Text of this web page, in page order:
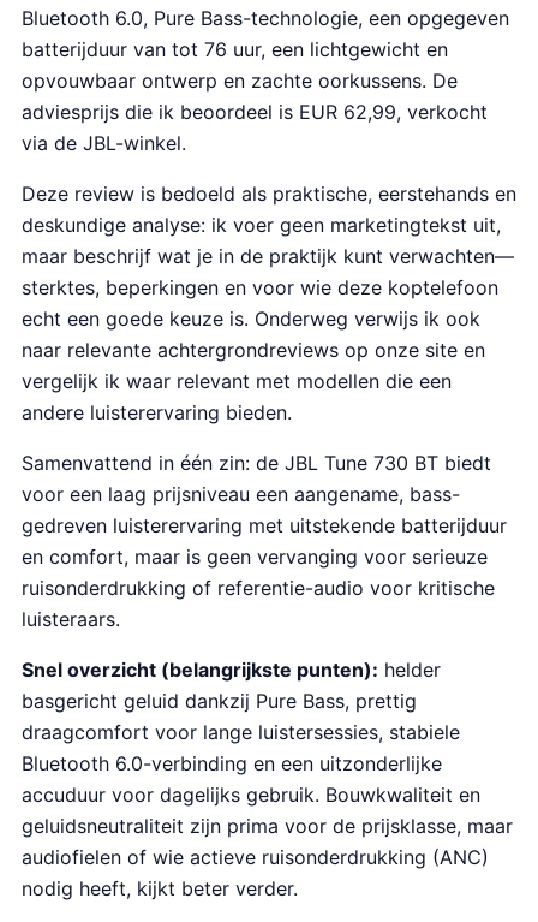
Bluetooth 6.0, Pure Bass-technologie, een opgegeven
batterijduur van tot 76 uur, een lichtgewicht en
opvouwbaar ontwerp en zachte oorkussens. De
adviesprijs die ik beoordeel is EUR 62,99, verkocht
via de JBL-winkel.
Deze review is bedoeld als praktische, eerstehands en
deskundige analyse: ik voer geen marketingtekst uit,
maar beschrijf wat je in de praktijk kunt verwachten—
sterktes, beperkingen en voor wie deze koptelefoon
echt een goede keuze is. Onderweg verwijs ik ook
naar relevante achtergrondreviews op onze site en
vergelijk ik waar relevant met modellen die een
andere luisterervaring bieden.
Samenvattend in één zin: de JBL Tune 730 BT biedt
voor een laag prijsniveau een aangename, bass-
gedreven luisterervaring met uitstekende batterijduur
en comfort, maar is geen vervanging voor serieuze
ruisonderdrukking of referentie-audio voor kritische
luisteraars.
Snel overzicht (belangrijkste punten): helder
basgericht geluid dankzij Pure Bass, prettig
draagcomfort voor lange luistersessies, stabiele
Bluetooth 6.0-verbinding en een uitzonderlijke
accuduur voor dagelijks gebruik. Bouwkwaliteit en
geluidsneutraliteit zijn prima voor de prijsklasse, maar
audiofielen of wie actieve ruisonderdrukking (ANC)
nodig heeft, kijkt beter verder.